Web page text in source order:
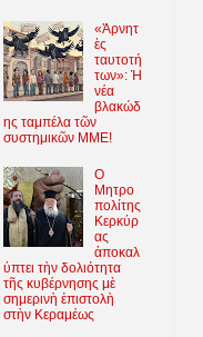
«Ἀρνητ
ὲς
ταυτοτή
των»: Ἡ
νέα
βλακώδ
ης ταμπέλα τῶν
συστημικῶν ΜΜΕ!
O
Μητρο
πολίτης
Κερκύρ
ας
ἀποκαλ
ύπτει τὴν δολιότητα
τῆς κυβέρνησης μὲ
σημερινὴ ἐπιστολὴ
στὴν Κεραμέως